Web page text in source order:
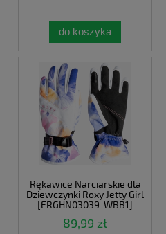
do koszyka
Rękawice Narciarskie dla
Dziewczynki Roxy Jetty Girl
[ERGHN03039-WBB1]
89,99 zł